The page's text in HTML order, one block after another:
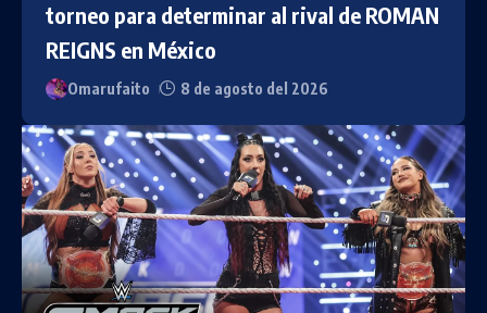
torneo para determinar al rival de ROMAN
REIGNS en México
Omarufaito 8 de agosto del 2026